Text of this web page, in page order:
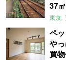
37
東京
ペ
や
買物